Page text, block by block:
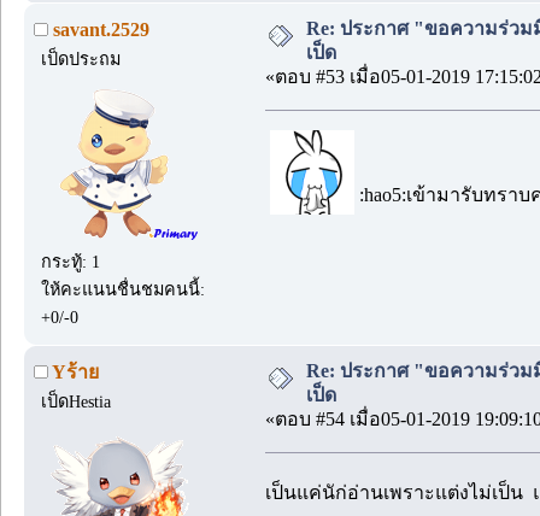
savant.2529
เป็ดประถม
กระทู้: 1
ให้คะแนนชื่นชมคนนี้:
+0/-0
Re: ประกาศ "ขอความร่ว
เป็ด
«ตอบ #53 เมื่อ05-01-2019
:hao5:เข้ามารับทรา
Yร้าย
เป็ดHestia
Re: ประกาศ "ขอความร่ว
เป็ด
«ตอบ #54 เมื่อ05-01-2019
เป็นแค่นัก่อ่านเพราะแต่งไม่เป็น